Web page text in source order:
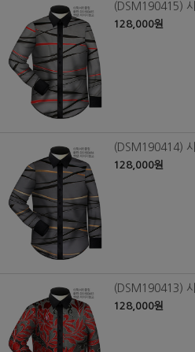
(DSM190415)
128,000원
(DSM190414)
128,000원
(DSM190413)
128,000원